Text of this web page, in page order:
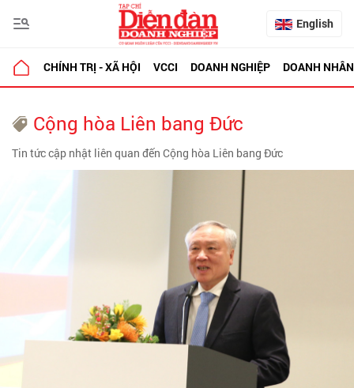
English
CHÍNH TRỊ - XÃ HỘI VCCI DOANH NGHIỆP DOANH NHÂN
Cộng hòa Liên bang Đức
Tin tức cập nhật liên quan đến Cộng hòa Liên bang Đức